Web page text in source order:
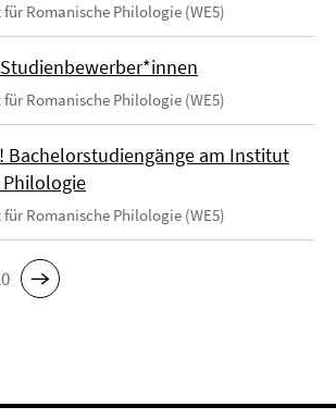
Romanische Philologie (WE5)
Romanische Philologie (WE5)
Bachelorstudiengänge am Institut
Romanische Philologie (WE5)